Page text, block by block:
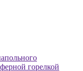
горелкой